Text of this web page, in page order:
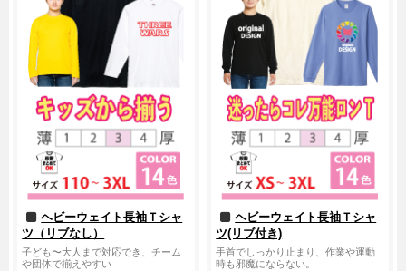
ヘビーウェイト長袖Ｔシャ
ツ（リブなし）
子ども〜大人まで対応でき、チーム
や団体で揃えやすい
ヘビーウェイト長袖Ｔシャ
ツ(リブ付き)
手首でしっかり止まり、作業や運動
時も邪魔にならない。